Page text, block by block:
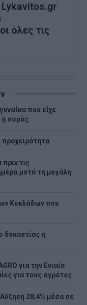
όλες τις
που είχε
η σορός
προχειρότητα
τις
μετά τη μεγάλη
Κυκλάδων που
δεκαετίας η
για την Ενιαία
για τους αγρότες
28,4% μέσα σε